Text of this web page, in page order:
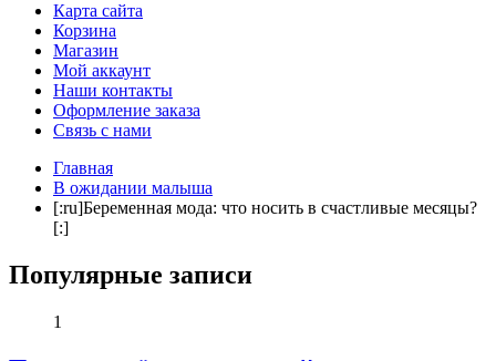
Карта сайта
Корзина
Магазин
Мой аккаунт
Наши контакты
Оформление заказа
Связь с нами
Главная
В ожидании малыша
[:ru]Беременная мода: что носить в счастливые месяцы?
[:]
Популярные записи
1